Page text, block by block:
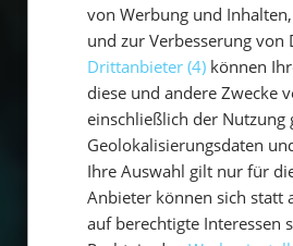
von Werbung und
und zur Verbesserung von
Drittanbieter (4)können
diese und andere Zwecke
einschließlich der Nutzung
Geolokalisierungsdaten
Ihre Auswahl gilt nur für
Anbieter können sich statt
auf berechtigte Interessen